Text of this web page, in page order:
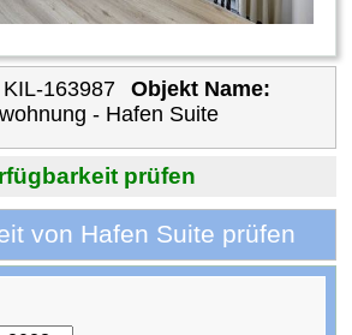
KIL-163987
Objekt Name:
- Hafen Suite
prüfen
von Hafen Suite prüfen